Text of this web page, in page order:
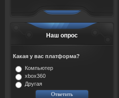
Наш опрос
Какая у вас платформа?
Компьютер
xbox360
Другая